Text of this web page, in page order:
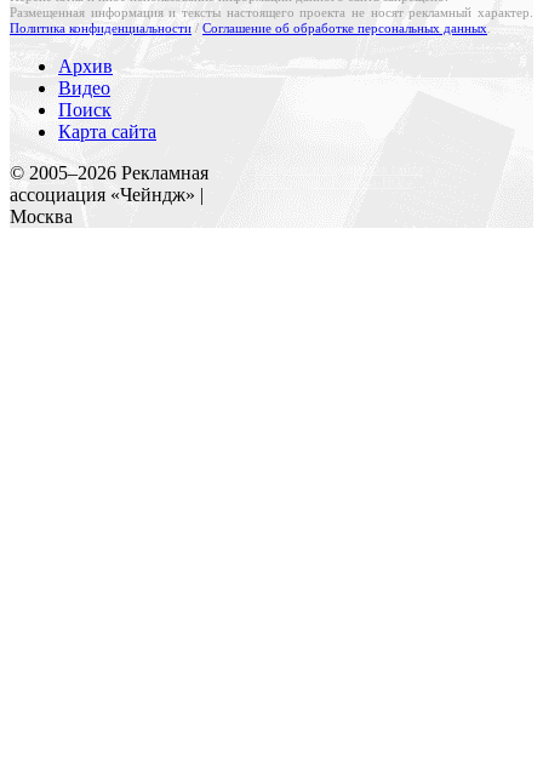
Размещенная информация и тексты настоящего проекта не носят рекламный характер.
Политика конфиденциальности / Соглашение об обработке персональных данных.
Архив
Видео
Поиск
Карта сайта
© 2005–2026 Рекламная
ассоциация «Чейндж» |
Москва